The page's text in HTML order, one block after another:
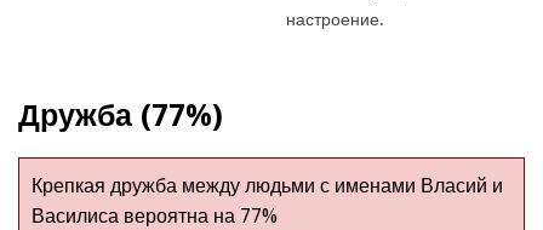
настроение.
Дружба (77%)
Крепкая дружба между людьми с именами Власий и
Василиса вероятна на 77%